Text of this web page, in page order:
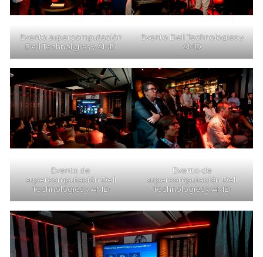
Evento supercomputación
Dell Technoligies y AMD
Evento Dell Technologies y
AMD
Evento de
supercomputación Dell
Technologies y AMD
Evento de
supercomputación Dell
Technologies y AMD